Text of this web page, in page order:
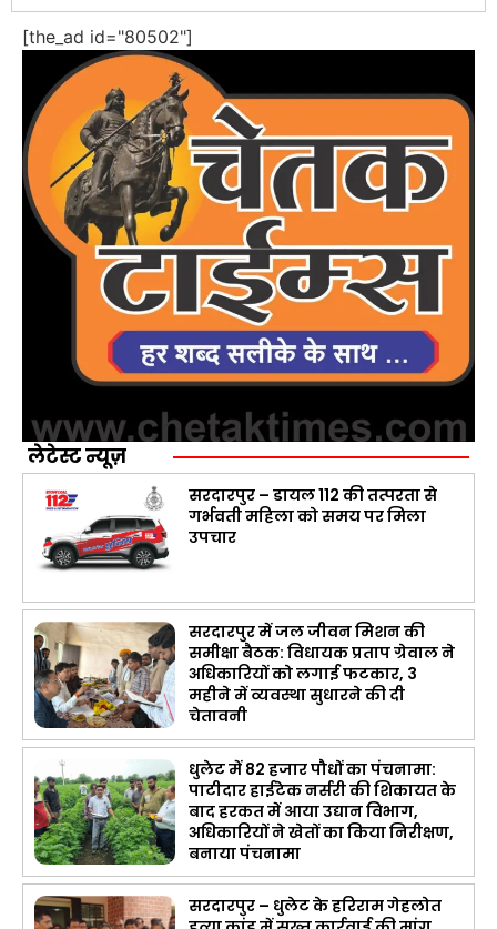
[the_ad id="80502"]
लेटेस्ट न्यूज़
सरदारपुर – डायल 112 की तत्परता से
गर्भवती महिला को समय पर मिला
उपचार
सरदारपुर में जल जीवन मिशन की
समीक्षा बैठक: विधायक प्रताप ग्रेवाल ने
अधिकारियों को लगाई फटकार, 3
महीने में व्यवस्था सुधारने की दी
चेतावनी
धुलेट में 82 हजार पौधों का पंचनामा:
पाटीदार हाईटेक नर्सरी की शिकायत के
बाद हरकत में आया उद्यान विभाग,
अधिकारियों ने खेतों का किया निरीक्षण,
बनाया पंचनामा
सरदारपुर – धुलेट के हरिराम गेहलोत